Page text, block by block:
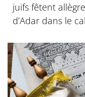
juifs fêtent
d’Adar dans le